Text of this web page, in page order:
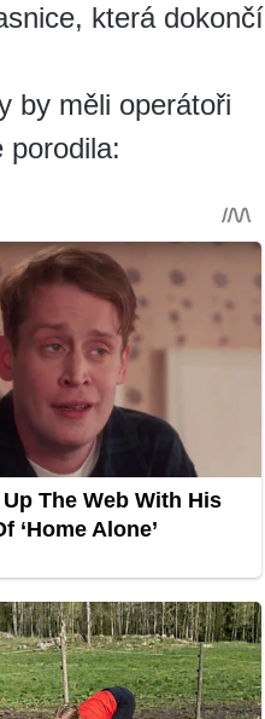
která dokončí
by měli operátoři
porodila: